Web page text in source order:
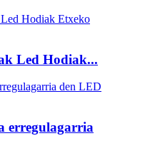
Led Hodiak...
erregulagarria